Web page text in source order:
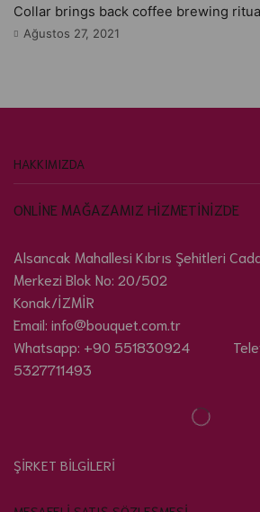
Collar brings back coffee brewing
Ağustos 27, 2021
HAKKIMIZDA
ONLİNE MAĞAZAMIZ HİZMETİNİZDE
Alsancak Mahallesi Kıbrıs Şehitleri
Merkezi Blok No: 20/502
Konak/İZMİR
Email: info@bouquet.com.tr
Whatsapp: +90 551830924
5327711493
ŞİRKET BİLGİLERİ